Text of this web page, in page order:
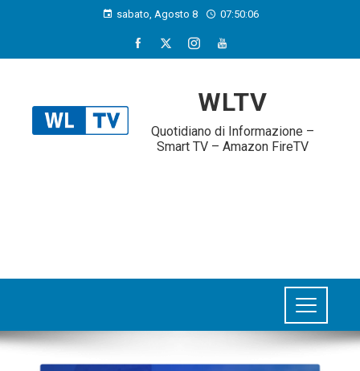
sabato, Agosto 8 07:50:07
WLTV
Quotidiano di Informazione –
Smart TV – Amazon FireTV